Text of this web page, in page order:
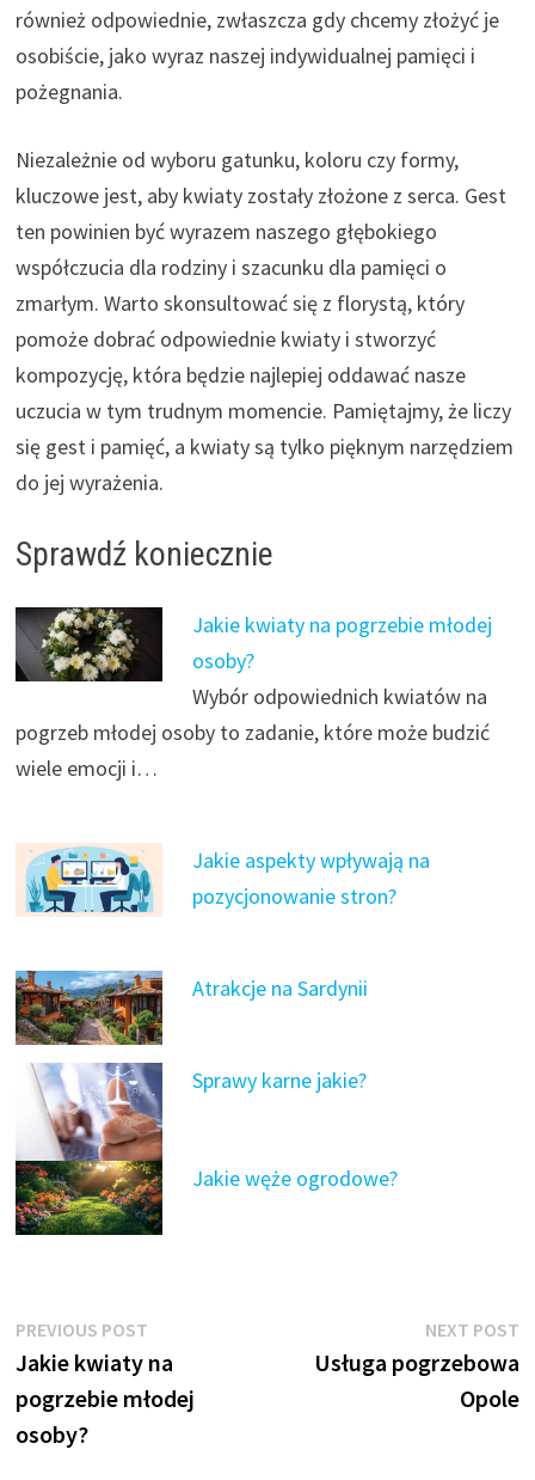
również odpowiednie, zwłaszcza gdy chcemy złożyć je
osobiście, jako wyraz naszej indywidualnej pamięci i
pożegnania.
Niezależnie od wyboru gatunku, koloru czy formy,
kluczowe jest, aby kwiaty zostały złożone z serca. Gest
ten powinien być wyrazem naszego głębokiego
współczucia dla rodziny i szacunku dla pamięci o
zmarłym. Warto skonsultować się z florystą, który
pomoże dobrać odpowiednie kwiaty i stworzyć
kompozycję, która będzie najlepiej oddawać nasze
uczucia w tym trudnym momencie. Pamiętajmy, że liczy
się gest i pamięć, a kwiaty są tylko pięknym narzędziem
do jej wyrażenia.
Sprawdź koniecznie
Jakie kwiaty na pogrzebie młodej
osoby?
Wybór odpowiednich kwiatów na
pogrzeb młodej osoby to zadanie, które może budzić
wiele emocji i…
Jakie aspekty wpływają na
pozycjonowanie stron?
Atrakcje na Sardynii
Sprawy karne jakie?
Jakie węże ogrodowe?
Nawigacja
wpisu
PREVIOUS POSTPrevious
post:
Jakie kwiaty na
pogrzebie młodej
osoby?
NEXT POST
Usługa pogrzebowa
Opole